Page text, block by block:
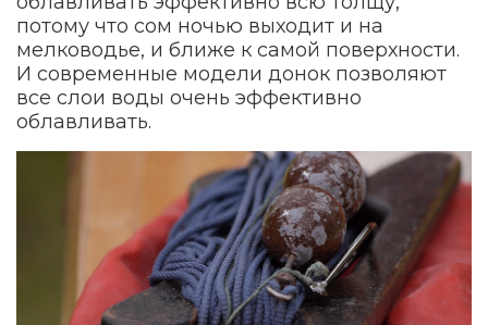
потому что сом ночью выходит и на
мелководье, и ближе к самой поверхности.
И современные модели донок позволяют
все слои воды очень эффективно
облавливать.